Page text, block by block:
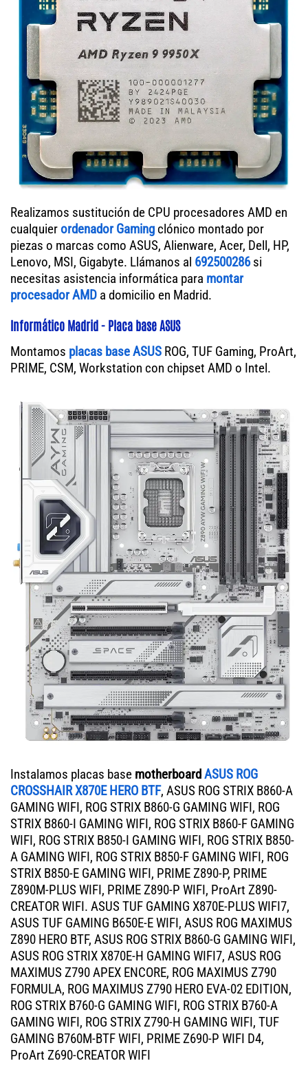
Realizamos sustitución de CPU procesadores AMD en
cualquierordenador Gaming clónico montado por
piezas o marcas como ASUS, Alienware, Acer, Dell, HP,
Lenovo, MSI, Gigabyte. Llámanos al 692500286si
necesitas asistencia informática para montar
procesador AMD a domicilio en Madrid.
Informático Madrid - Placa base ASUS
Montamos placas base ASUS ROG, TUF Gaming, ProArt,
PRIME, CSM, Workstation con chipset AMD o Intel.
Instalamos placas base motherboardASUS ROG
CROSSHAIR X870E HERO BTF, ASUS ROG STRIX B860-A
GAMING WIFI, ROG STRIX B860-G GAMING WIFI, ROG
STRIX B860-I GAMING WIFI, ROG STRIX B860-F GAMING
WIFI, ROG STRIX B850-I GAMING WIFI, ROG STRIX B850-
A GAMING WIFI, ROG STRIX B850-F GAMING WIFI, ROG
STRIX B850-E GAMING WIFI, PRIME Z890-P, PRIME
Z890M-PLUS WIFI, PRIME Z890-P WIFI, ProArt Z890-
CREATOR WIFI. ASUS TUF GAMING X870E-PLUS WIFI7,
ASUS TUF GAMING B650E-E WIFI, ASUS ROG MAXIMUS
Z890 HERO BTF, ASUS ROG STRIX B860-G GAMING WIFI,
ASUS ROG STRIX X870E-H GAMING WIFI7, ASUS ROG
MAXIMUS Z790 APEX ENCORE, ROG MAXIMUS Z790
FORMULA, ROG MAXIMUS Z790 HERO EVA-02 EDITION,
ROG STRIX B760-G GAMING WIFI, ROG STRIX B760-A
GAMING WIFI, ROG STRIX Z790-H GAMING WIFI, TUF
GAMING B760M-BTF WIFI, PRIME Z690-P WIFI D4,
ProArt Z690-CREATOR WIFI